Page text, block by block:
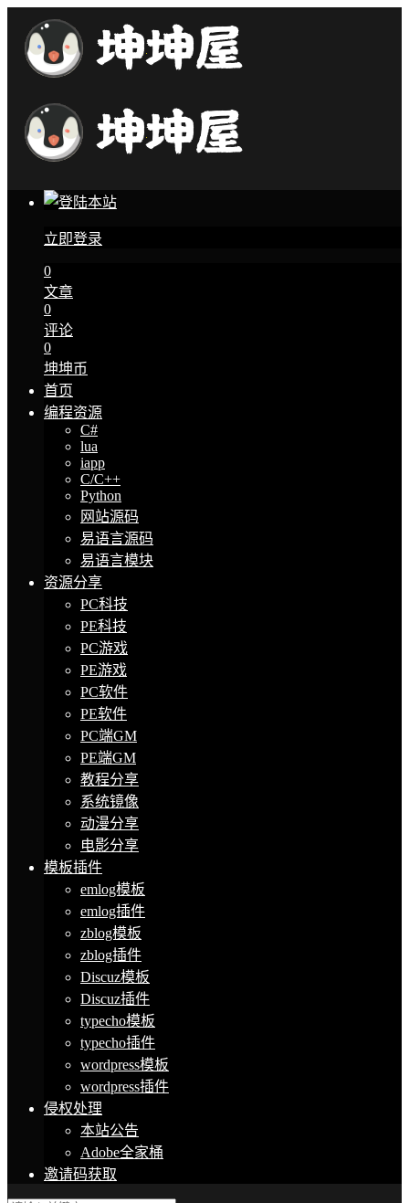
立即登录
0
文章
0
评论
0
坤坤币
首页
编程资源
C#
lua
iapp
C/C++
Python
网站源码
易语言源码
易语言模块
资源分享
PC科技
PE科技
PC游戏
PE游戏
PC软件
PE软件
PC端GM
PE端GM
教程分享
系统镜像
动漫分享
电影分享
模板插件
emlog模板
emlog插件
zblog模板
zblog插件
Discuz模板
Discuz插件
typecho模板
typecho插件
wordpress模板
wordpress插件
侵权处理
本站公告
Adobe全家桶
邀请码获取